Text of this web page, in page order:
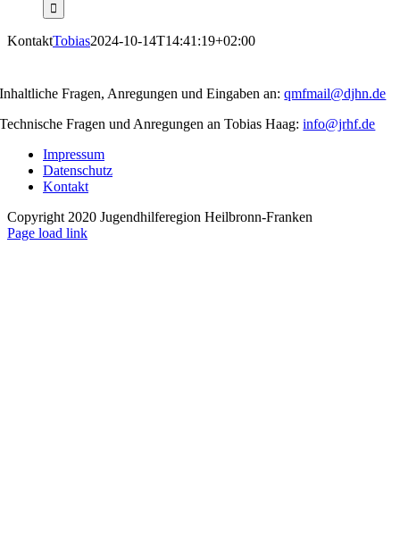
KontaktTobias2024-10-14T14:41:19+02:00
Inhaltliche Fragen, Anregungen und Eingaben an:qmfmail@djhn.de
Technische Fragen und Anregungen an Tobias Haag:info@jrhf.de
Impressum
Datenschutz
Kontakt
Copyright 2020 Jugendhilferegion Heilbronn-Franken
Page load link